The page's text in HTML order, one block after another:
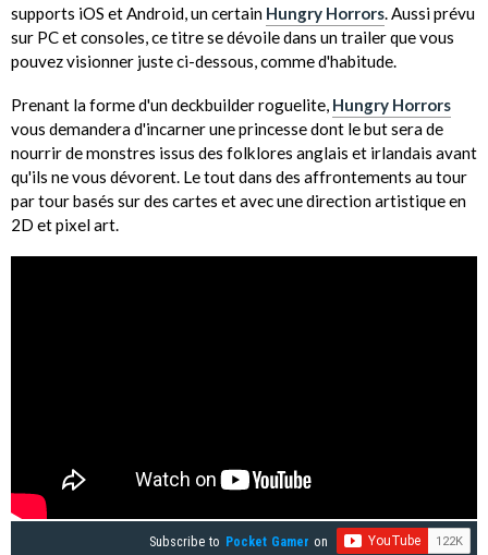
supports iOS et Android, un certain Hungry Horrors. Aussi prévu
sur PC et consoles, ce titre se dévoile dans un trailer que vous
pouvez visionner juste ci-dessous, comme d'habitude.
Prenant la forme d'un deckbuilder roguelite, Hungry Horrors
vous demandera d'incarner une princesse dont le but sera de
nourrir de monstres issus des folklores anglais et irlandais avant
qu'ils ne vous dévorent. Le tout dans des affrontements au tour
par tour basés sur des cartes et avec une direction artistique en
2D et pixel art.
Subscribe to Pocket Gamer on